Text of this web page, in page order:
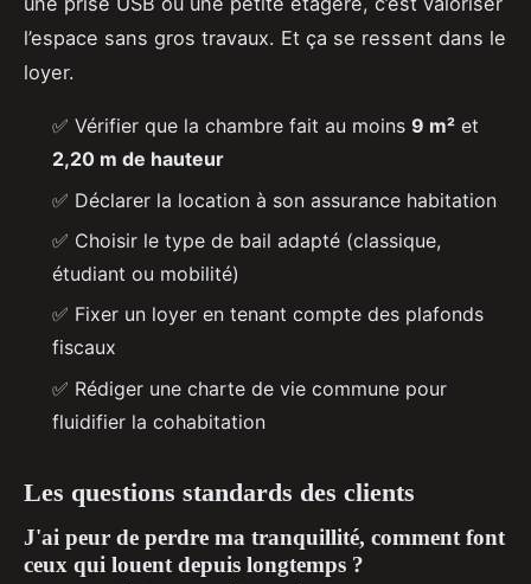
l’espace sans gros travaux. Et ça se ressent dans le
loyer.
✅ Vérifier que la chambre fait au moins 9 m² et
2,20 m de hauteur
✅ Déclarer la location à son assurance habitation
✅ Choisir le type de bail adapté (classique,
étudiant ou mobilité)
✅ Fixer un loyer en tenant compte des plafonds
fiscaux
✅ Rédiger une charte de vie commune pour
fluidifier la cohabitation
Les questions standards des clients
J'ai peur de perdre ma tranquillité, comment font
ceux qui louent depuis longtemps ?